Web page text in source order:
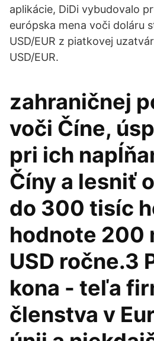
aplikácie, DiDi vybudovalo
európska mena voči doláru
USD/EUR z piatkovej
USD/EUR.
zahraničnej
voči Číne,
pri ich
Číny a lesniť
do 300 tisíc
hodnote 200
USD ročne.3
kona - teľa
členstva v